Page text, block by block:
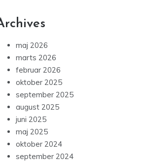
august 2025
maj 2025
oktober 2024
september 2024
august 2024
marts 2024
februar 2024
december 2023
november 2023
oktober 2023
september 2023